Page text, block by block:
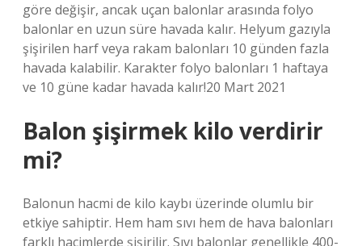
göre değişir, ancak uçan balonlar arasında folyo
balonlar en uzun süre havada kalır. Helyum gazıyla
şişirilen harf veya rakam balonları 10 günden fazla
havada kalabilir. Karakter folyo balonları 1 haftaya
ve 10 güne kadar havada kalır!20 Mart 2021
Balon şişirmek kilo verdirir
mi?
Balonun hacmi de kilo kaybı üzerinde olumlu bir
etkiye sahiptir. Hem ham sıvı hem de hava balonları
farklı hacimlerde şişirilir. Sıvı balonlar genellikle 400-